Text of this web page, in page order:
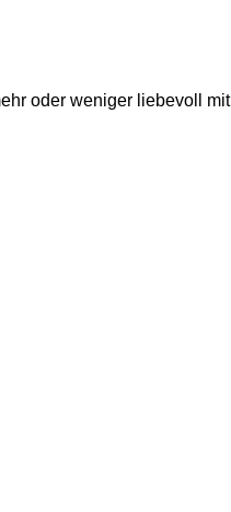
oder weniger liebevoll